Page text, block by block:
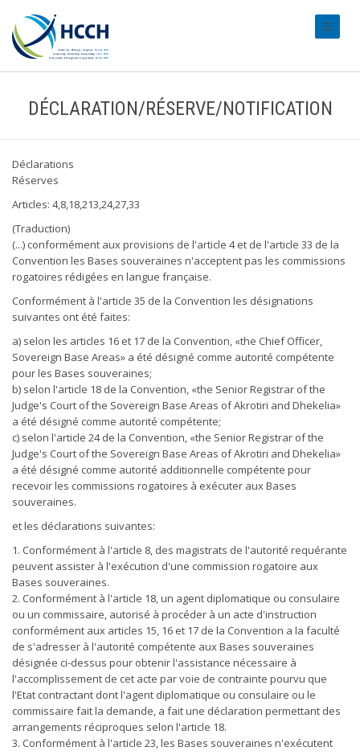
DÉCLARATION/RÉSERVE/NOTIFICATION
Déclarations
Réserves
Articles: 4,8,18,213,24,27,33
(Traduction)
(...) conformément aux provisions de l'article 4 et de l'article 33 de la
Convention les Bases souveraines n'acceptent pas les commissions
rogatoires rédigées en langue française.
Conformément à l'article 35 de la Convention les désignations
suivantes ont été faites:
a) selon les articles 16 et 17 de la Convention, «the Chief Officer,
Sovereign Base Areas» a été désigné comme autorité compétente
pour les Bases souveraines;
b) selon l'article 18 de la Convention, «the Senior Registrar of the
Judge's Court of the Sovereign Base Areas of Akrotiri and Dhekelia»
a été désigné comme autorité compétente;
c) selon l'article 24 de la Convention, «the Senior Registrar of the
Judge's Court of the Sovereign Base Areas of Akrotiri and Dhekelia»
a été désigné comme autorité additionnelle compétente pour
recevoir les commissions rogatoires à exécuter aux Bases
souveraines.
et les déclarations suivantes:
1. Conformément à l'article 8, des magistrats de l'autorité requérante
peuvent assister à l'exécution d'une commission rogatoire aux
Bases souveraines.
2. Conformément à l'article 18, un agent diplomatique ou consulaire
ou un commissaire, autorisé à procéder à un acte d'instruction
conformément aux articles 15, 16 et 17 de la Convention a la faculté
de s'adresser à l'autorité compétente aux Bases souveraines
désignée ci-dessus pour obtenir l'assistance nécessaire à
l'accomplissement de cet acte par voie de contrainte pourvu que
l'Etat contractant dont l'agent diplomatique ou consulaire ou le
commissaire fait la demande, a fait une déclaration permettant des
arrangements réciproques selon l'article 18.
3. Conformément à l'article 23, les Bases souveraines n'exécutent